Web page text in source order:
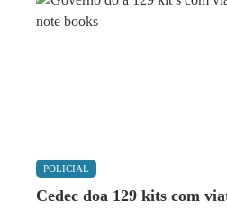
POLICIAL
Cedec doa 129 kits com